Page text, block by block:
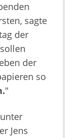
sagte
der
der
so
"
Jens